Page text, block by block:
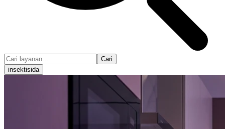
Cari
insektisida